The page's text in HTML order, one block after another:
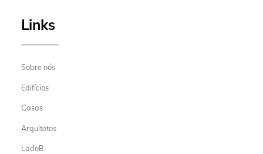
Links
Sobre nós
Edifícios
Casas
Arquitetos
LadoB